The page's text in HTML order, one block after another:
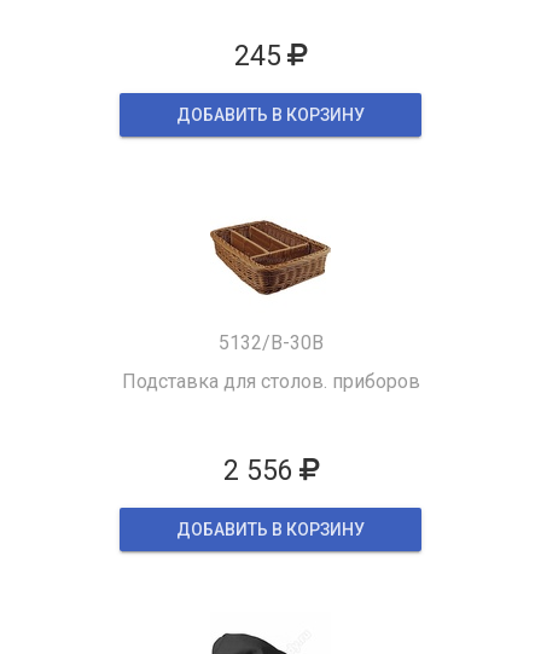
245
ДОБАВИТЬ В КОРЗИНУ
5132/B-30B
Подставка для столов. приборов
2 556
ДОБАВИТЬ В КОРЗИНУ